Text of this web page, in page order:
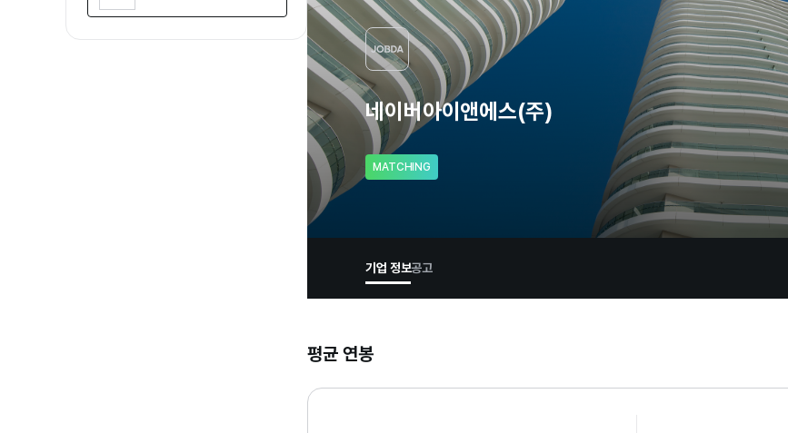
네이버아이앤에스(주)
MATCHING
기업 정보공고
평균 연봉